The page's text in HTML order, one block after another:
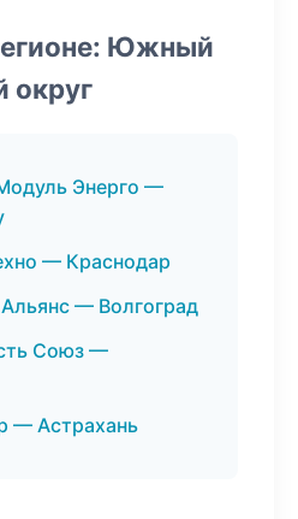
Южный
округ
Энерго —
— Краснодар
— Волгоград
Союз —
— Астрахань